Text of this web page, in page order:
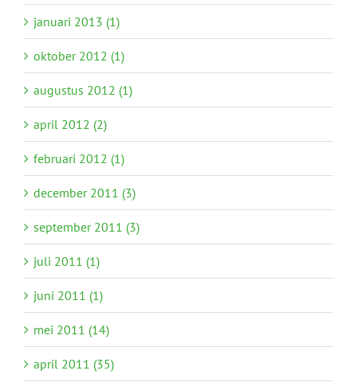
januari 2013 (1)
oktober 2012 (1)
augustus 2012 (1)
april 2012 (2)
februari 2012 (1)
december 2011 (3)
september 2011 (3)
juli 2011 (1)
juni 2011 (1)
mei 2011 (14)
april 2011 (35)